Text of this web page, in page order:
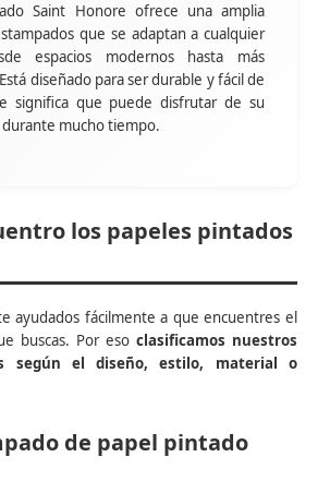
Saint Honore ofrece una amplia
que se adaptan a cualquier
espacios modernos hasta más
diseñado para ser durable y fácil de
significa que puede disfrutar de su
mucho tiempo.
los papeles pintados
ayudados fácilmente a que encuentres el
buscas. Por eso clasificamos nuestros
según el diseño, estilo, material o
de papel pintado